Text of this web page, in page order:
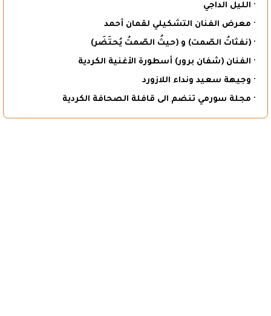
· الليل الداجي
· معرض الفنان التشكيلي لقمان أحمد
· (نفثاتُ الصّمت) و (حيثُ الصّمتُ يُحتَضَر)
· الفنان (شفان برور) أسطورة الأغنية الكردية
· وجيهة سعيد ونداء اللازورد
· مجلة سورمي تنضم الى قافلة الصحافة الكردية